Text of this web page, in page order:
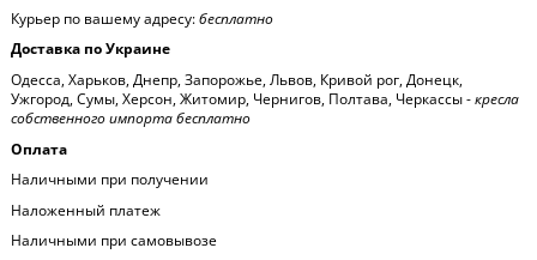
Курьер по вашему адресу:бесплатно
Доставка по Украине
Одесса, Харьков, Днепр, Запорожье, Львов, Кривой рог, Донецк,
Ужгород, Сумы, Херсон, Житомир, Чернигов, Полтава, Черкассы -кресла
собственного импорта бесплатно
Оплата
Наличными при получении
Наложенный платеж
Наличными при самовывозе